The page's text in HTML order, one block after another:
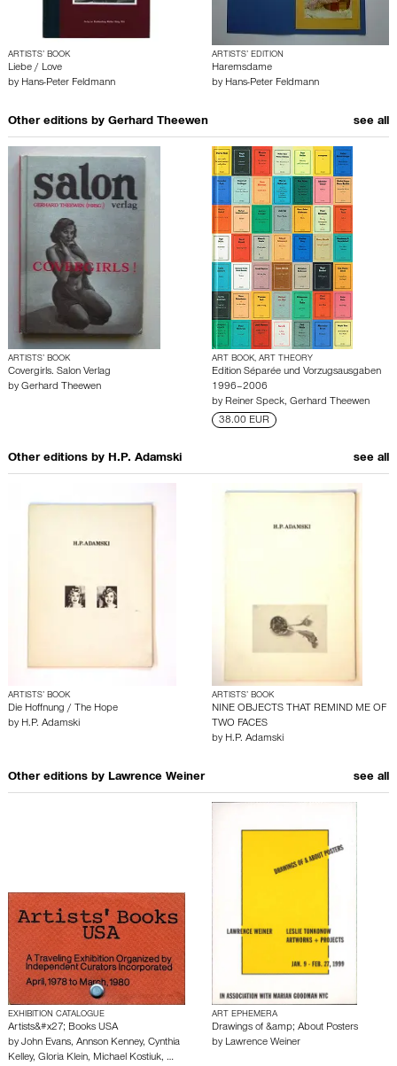
ARTISTS’ BOOK
Liebe / Love
by Hans-Peter Feldmann
ARTISTS’ EDITION
Haremsdame
by Hans-Peter Feldmann
Other editions by Gerhard Theewen see all
ARTISTS’ BOOK
Covergirls. Salon Verlag
by Gerhard Theewen
ART BOOK, ART THEORY
Edition Séparée und Vorzugsausgaben
1996–2006
by Reiner Speck, Gerhard Theewen
38.00 EUR
Other editions by H.P. Adamski see all
ARTISTS’ BOOK
Die Hoffnung / The Hope
by H.P. Adamski
ARTISTS’ BOOK
NINE OBJECTS THAT REMIND ME OF
TWO FACES
by H.P. Adamski
Other editions by Lawrence Weiner see all
EXHIBITION CATALOGUE
Artists&#x27; Books USA
by John Evans, Annson Kenney, Cynthia
Kelley, Gloria Klein, Michael Kostiuk, …
ART EPHEMERA
Drawings of &amp; About Posters
by Lawrence Weiner